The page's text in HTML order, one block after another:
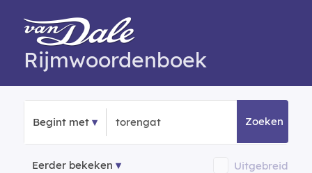
Rijmwoordenboek
Begint met Zoeken
Eerder bekeken Uitgebreid